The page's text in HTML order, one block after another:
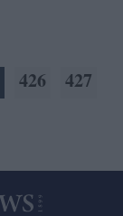
426
427